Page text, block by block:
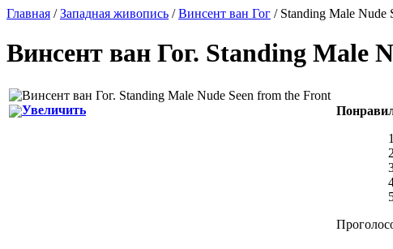
Главная /Западная живопись /Винсент ван Гог / Standing Male Nude
Винсент ван Гог. Standing Male
Увеличить